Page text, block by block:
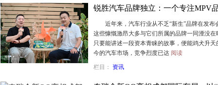
锐胜汽车品牌独立：一个专注MPV
近年来，汽车行业从不乏“新生”品牌在发布
这些慷慨激昂大多与它们所属的品牌一同湮没
只要能讲述一段资本青睐的故事，便能鸡犬
今的汽车市场，竞争烈度已达 阅读
栏目： 资讯